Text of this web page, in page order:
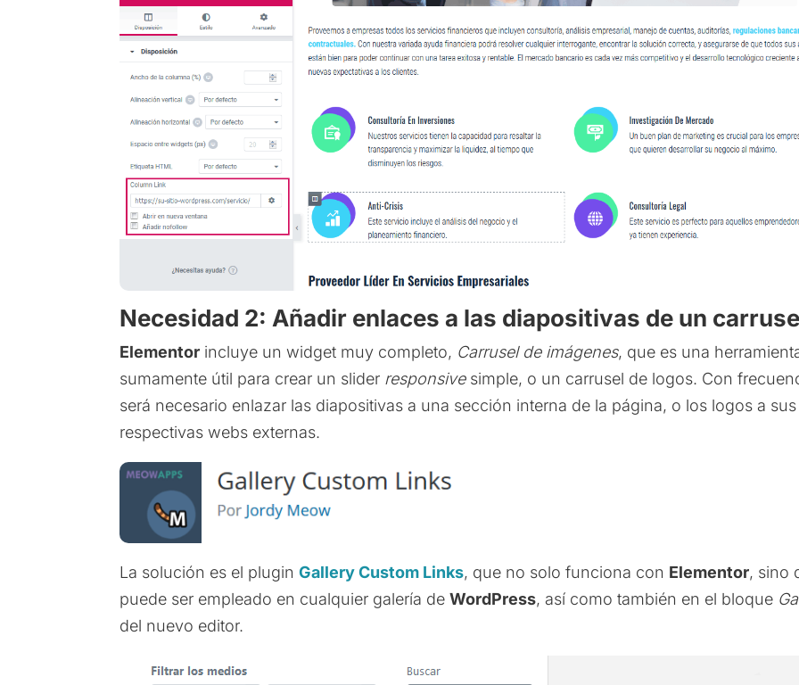
Necesidad 2: Añadir enlaces a las diapositivas de un
Elementor incluye un widget muy completo, Carrusel de imágenes, que es una
sumamente útil para crear un slider responsivesimple, o un carrusel de logos. Con
será necesario enlazar las diapositivas a una sección interna de la página, o los logos a sus
respectivas webs externas.
La solución es el pluginGallery Custom Links, que no solo funciona con Elementor, sino
puede ser empleado en cualquier galería deWordPress, así como también en el bloque
del nuevo editor.